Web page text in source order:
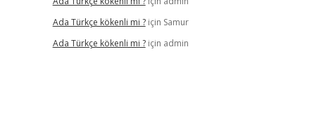
Ada Türkçe kökenli mi ?için Samur
Ada Türkçe kökenli mi ?için admin